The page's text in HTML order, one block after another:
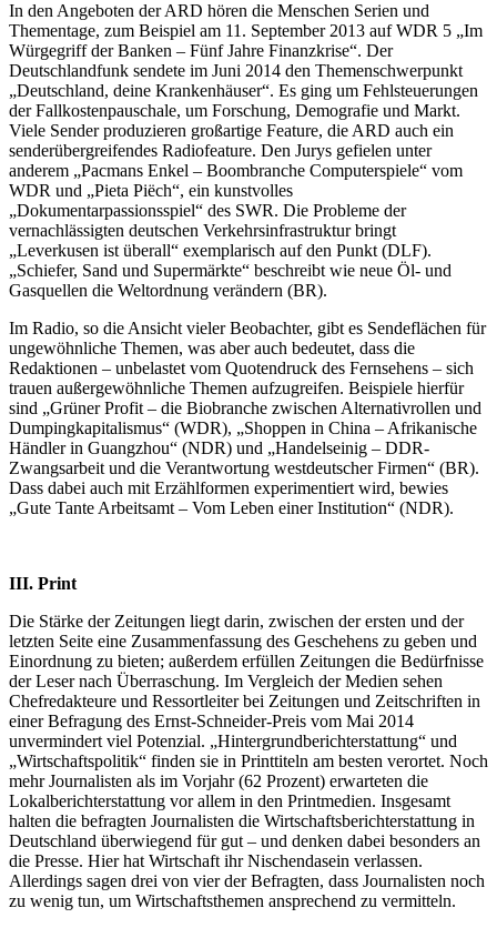
In den Angeboten der ARD hören die Menschen Serien und
Thementage, zum Beispiel am 11. September 2013 auf WDR 5 „Im
Würgegriff der Banken – Fünf Jahre Finanzkrise“. Der
Deutschlandfunk sendete im Juni 2014 den Themenschwerpunkt
„Deutschland, deine Krankenhäuser“. Es ging um Fehlsteuerungen
der Fallkostenpauschale, um Forschung, Demografie und Markt.
Viele Sender produzieren großartige Feature, die ARD auch ein
senderübergreifendes Radiofeature. Den Jurys gefielen unter
anderem „Pacmans Enkel – Boombranche Computerspiele“ vom
WDR und „Pieta Piëch“, ein kunstvolles
„Dokumentarpassionsspiel“ des SWR. Die Probleme der
vernachlässigten deutschen Verkehrsinfrastruktur bringt
„Leverkusen ist überall“ exemplarisch auf den Punkt (DLF).
„Schiefer, Sand und Supermärkte“ beschreibt wie neue Öl- und
Gasquellen die Weltordnung verändern (BR).
Im Radio, so die Ansicht vieler Beobachter, gibt es Sendeflächen für
ungewöhnliche Themen, was aber auch bedeutet, dass die
Redaktionen – unbelastet vom Quotendruck des Fernsehens – sich
trauen außergewöhnliche Themen aufzugreifen. Beispiele hierfür
sind „Grüner Profit – die Biobranche zwischen Alternativrollen und
Dumping­kapita­lis­mus“ (WDR), „Shoppen in China – Afrikanische
Händler in Guangzhou“ (NDR) und „Handelseinig – DDR-
Zwangsarbeit und die Verantwortung westdeutscher Firmen“ (BR).
Dass dabei auch mit Erzählformen experimentiert wird, bewies
„Gute Tante Arbeitsamt – Vom Leben einer Institution“ (NDR).
III. Print
Die Stärke der Zeitungen liegt darin, zwischen der ersten und der
letzten Seite eine Zusammenfassung des Geschehens zu geben und
Einordnung zu bieten; außerdem erfüllen Zeitungen die Bedürfnisse
der Leser nach Überraschung. Im Vergleich der Medien sehen
Chefredakteure und Ressortleiter bei Zeitungen und Zeitschriften in
einer Befragung des Ernst-Schneider-Preis vom Mai 2014
unvermindert viel Potenzial. „Hintergrundberichterstattung“ und
„Wirtschaftspolitik“ finden sie in Printtiteln am besten verortet. Noch
mehr Journalisten als im Vorjahr (62 Prozent) erwarteten die
Lokalberichterstattung vor allem in den Printmedien. Insgesamt
halten die befragten Journalisten die Wirtschaftsberichterstattung in
Deutschland überwiegend für gut – und denken dabei besonders an
die Presse. Hier hat Wirtschaft ihr Nischendasein verlassen.
Allerdings sagen drei von vier der Befragten, dass Journalisten noch
zu wenig tun, um Wirtschaftsthemen ansprechend zu vermitteln.